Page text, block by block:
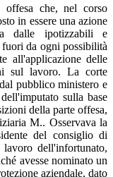
offesa che, nel corso
in essere una azione
dalle ipotizzabili e
da ogni possibilità
all'applicazione delle
sul lavoro. La corte
pubblico ministero e
sulla base
della parte offesa,
M.. Osservava la
del consiglio di
dell'infortunato,
avesse nominato un
aziendale, dato